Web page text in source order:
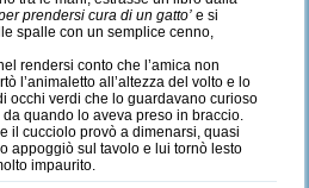
prendersi cura di un gatto’ e si
spalle con un semplice cenno,
rendersi conto che l’amica non
l’animaletto all’altezza del volto e lo
occhi verdi che lo guardavano curioso
quando lo aveva preso in braccio.
il cucciolo provò a dimenarsi, quasi
appoggiò sul tavolo e lui tornò lesto
impaurito.